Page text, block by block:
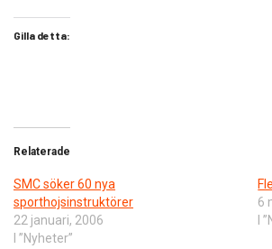
Gilla detta:
Relaterade
SMC söker 60 nya
sporthojsinstruktörer
22 januari, 2006
I ”Nyheter”
6
I